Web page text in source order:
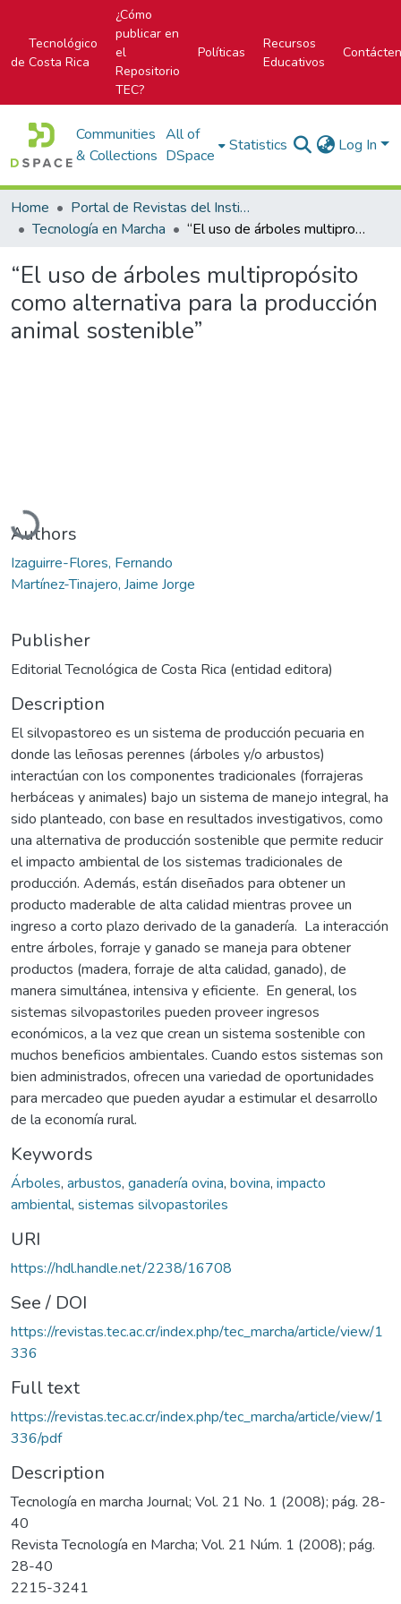
Tecnológico
de Costa Rica
¿Cómo
publicar en
el
Repositorio
TEC?
Políticas
Recursos
Educativos
Communities
& Collections
All of
DSpace
Statistics Log In
Home
Portal de Revistas del Instituto Tecnológico de Costa Rica
Tecnología en Marcha
“El uso de árboles multipropósito como alternativa para la producción animal sostenible”
“El uso de árboles multipropósito
como alternativa para la producción
animal sostenible”
Loading...
Authors
Izaguirre-Flores, Fernando
Martínez-Tinajero, Jaime Jorge
Publisher
Editorial Tecnológica de Costa Rica (entidad editora)
Description
El silvopastoreo es un sistema de producción pecuaria en
donde las leñosas perennes (árboles y/o arbustos)
interactúan con los componentes tradicionales (forrajeras
herbáceas y animales) bajo un sistema de manejo integral, ha
sido planteado, con base en resultados investigativos, como
una alternativa de producción sostenible que permite reducir
el impacto ambiental de los sistemas tradicionales de
producción. Además, están diseñados para obtener un
producto maderable de alta calidad mientras provee un
ingreso a corto plazo derivado de la ganadería. La interacción
entre árboles, forraje y ganado se maneja para obtener
productos (madera, forraje de alta calidad, ganado), de
manera simultánea, intensiva y eficiente. En general, los
sistemas silvopastoriles pueden proveer ingresos
económicos, a la vez que crean un sistema sostenible con
muchos beneficios ambientales. Cuando estos sistemas son
bien administrados, ofrecen una variedad de oportunidades
para mercadeo que pueden ayudar a estimular el desarrollo
de la economía rural.
Keywords
Árboles, arbustos, ganadería ovina, bovina, impacto
ambiental, sistemas silvopastoriles
URI
https://hdl.handle.net/2238/16708
See / DOI
https://revistas.tec.ac.cr/index.php/tec_marcha/article/view/1
336
Full text
https://revistas.tec.ac.cr/index.php/tec_marcha/article/view/1
336/pdf
Description
Tecnología en marcha Journal; Vol. 21 No. 1 (2008); pág. 28-
40
Revista Tecnología en Marcha; Vol. 21 Núm. 1 (2008); pág.
28-40
2215-3241